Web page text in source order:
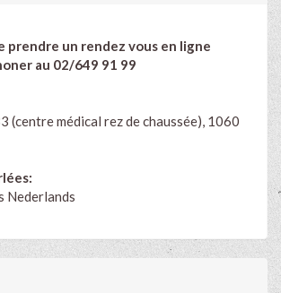
prendre un rendez vous en ligne
au 02/649 91 99
(centre médical rez de chaussée), 1060
Nederlands